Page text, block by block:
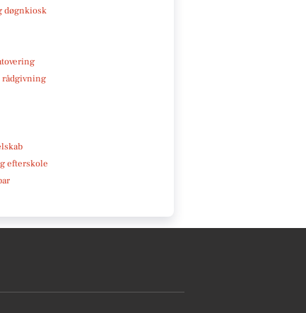
døgnkiosk
rådgivning
efterskole